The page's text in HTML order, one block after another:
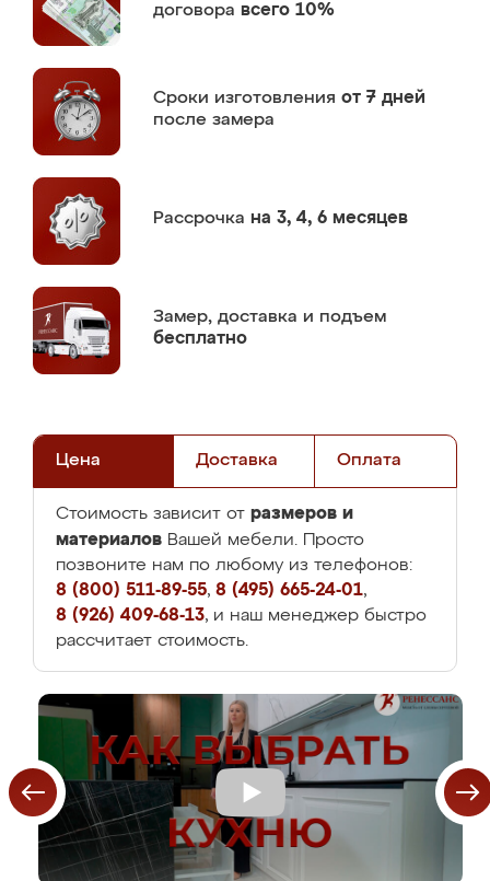
договора всего 10%
Сроки изготовления от 7 дней
после замера
Рассрочка на 3, 4, 6 месяцев
Замер, доставка и подъем
бесплатно
Цена Доставка Оплата
Стоимость зависит от размеров и
материалов Вашей мебели. Просто
позвоните нам по любому из телефонов:
8 (800) 511-89-55, 8 (495) 665-24-01,
8 (926) 409-68-13, и наш менеджер быстро
рассчитает стоимость.